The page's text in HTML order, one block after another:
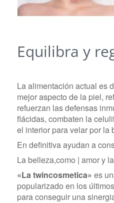
Equilibra y
La alimentación actual es
mejor aspecto de la piel,
refuerzan las defensas
flácidas, combaten la
el interior para velar por la
En definitiva ayudan a
La belleza,como | amor y
«La twincosmetica» es
popularizado en los
para conseguir una